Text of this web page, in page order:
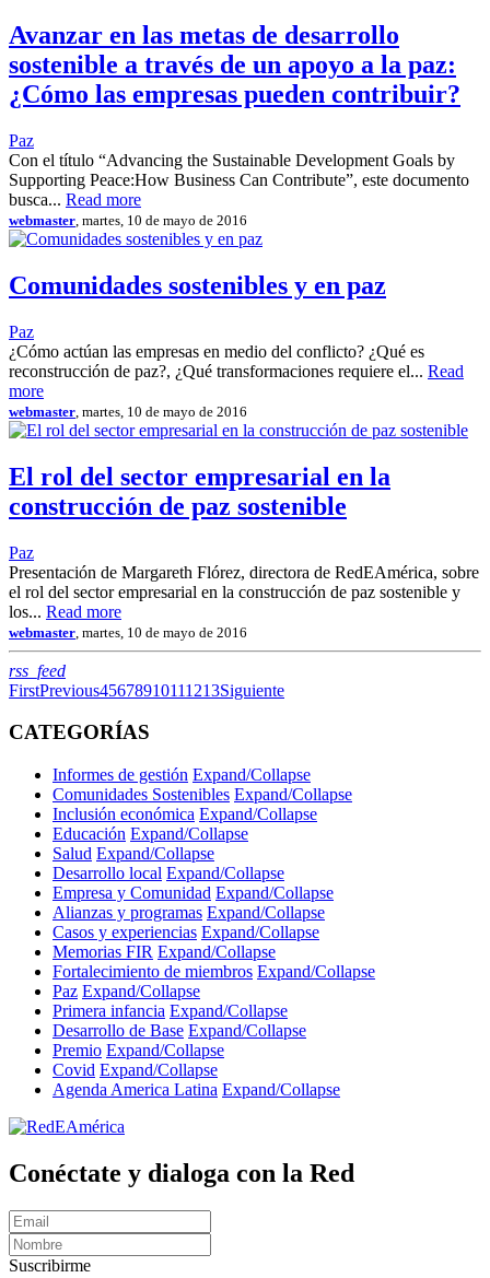
Avanzar en las metas de desarrollo
sostenible a través de un apoyo a la paz:
¿Cómo las empresas pueden contribuir?
Paz
Con el título “Advancing the Sustainable Development Goals by
Supporting Peace:How Business Can Contribute”, este documento
busca... Read more
webmaster , martes, 10 de mayo de 2016
Comunidades sostenibles y en paz
Paz
¿Cómo actúan las empresas en medio del conflicto? ¿Qué es
reconstrucción de paz?, ¿Qué transformaciones requiere el... Read
more
webmaster , martes, 10 de mayo de 2016
El rol del sector empresarial en la
construcción de paz sostenible
Paz
Presentación de Margareth Flórez, directora de RedEAmérica, sobre
el rol del sector empresarial en la construcción de paz sostenible y
los... Read more
webmaster , martes, 10 de mayo de 2016
rss_feedRSS
FirstPrevious45678910111213Siguiente
CATEGORÍAS
Informes de gestión Expand/Collapse
Comunidades Sostenibles Expand/Collapse
Inclusión económica Expand/Collapse
Educación Expand/Collapse
Salud Expand/Collapse
Desarrollo local Expand/Collapse
Empresa y Comunidad Expand/Collapse
Alianzas y programas Expand/Collapse
Casos y experiencias Expand/Collapse
Memorias FIR Expand/Collapse
Fortalecimiento de miembros Expand/Collapse
Paz Expand/Collapse
Primera infancia Expand/Collapse
Desarrollo de Base Expand/Collapse
Premio Expand/Collapse
Covid Expand/Collapse
Agenda America Latina Expand/Collapse
Conéctate y dialoga con la Red
Suscribirme